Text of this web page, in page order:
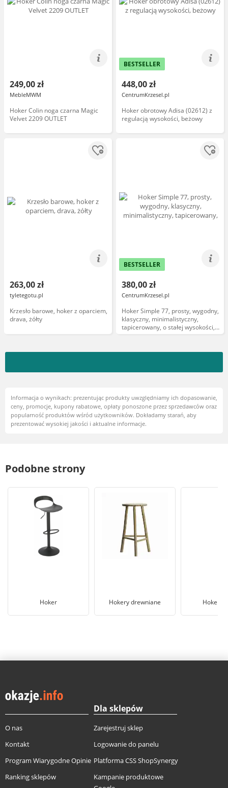
249,00 zł
MebleMWM
Hoker Colin noga czarna Magic
Velvet 2209 OUTLET
BESTSELLER
448,00 zł
CentrumKrzesel.pl
Hoker obrotowy Adisa (02612) z
regulacją wysokości, beżowy
263,00 zł
tyletegotu.pl
Krzesło barowe, hoker z oparciem,
drava, żółty
BESTSELLER
380,00 zł
CentrumKrzesel.pl
Hoker Simple 77, prosty, wygodny,
klasyczny, minimalistyczny,
tapicerowany, o stałej wysokości,
do kuchni, ponadczasowy
Informacja o wynikach: prezentując produkty uwzględniamy ich dopasowanie,
ceny, promocje, kupony rabatowe, opłaty ponoszone przez sprzedawców oraz
popularność produktów wśród użytkowników. Dokładamy starań, aby
prezentować wysokiej jakości i aktualne informacje.
Podobne strony
Hoker Hokery drewniane Hoker
O nas
Kontakt
Program Wiarygodne Opinie
Ranking sklepów
Dla sklepów
Zarejestruj sklep
Logowanie do panelu
Platforma CSS ShopSynergy
Kampanie produktowe